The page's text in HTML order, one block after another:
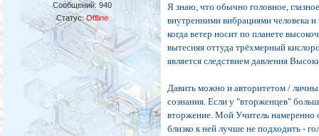
Сообщений: 940
Статус:Offline
Я знаю, что обычно головное,
внутренними вибрациями человека
когда ветер носит по планете
вытесняя оттуда трёхмерный
является следствием давления
Давить можно и авторитетом /
сознания. Если у "вторженцев"
вторжение. Мой Учитель намеренно
близко к ней лучше не подходить -